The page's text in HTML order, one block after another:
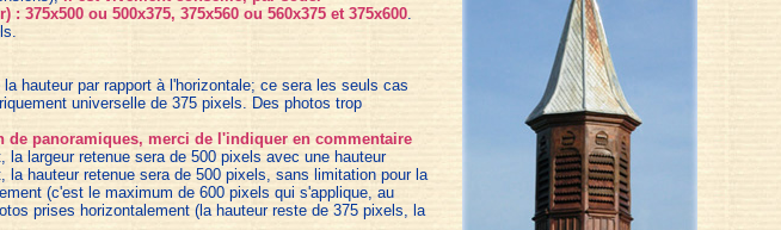
: 375x500 ou 500x375, 375x560 ou 560x375 et 375x600.
hauteur par rapport à l'horizontale; ce sera les seuls cas
universelle de 375 pixels. Des photos trop
panoramiques, merci de l'indiquer en commentaire
largeur retenue sera de 500 pixels avec une hauteur
hauteur retenue sera de 500 pixels, sans limitation pour la
(c'est le maximum de 600 pixels qui s'applique, au
prises horizontalement (la hauteur reste de 375 pixels, la